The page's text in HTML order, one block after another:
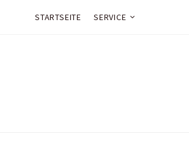
STARTSEITE SERVICE